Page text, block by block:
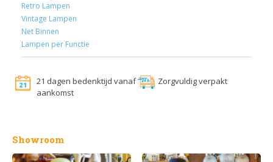
Retro Lampen
Vintage Lampen
Net Binnen
Lampen per Functie
21 dagen bedenktijd vanaf
aankomst
Zorgvuldig verpakt
Showroom